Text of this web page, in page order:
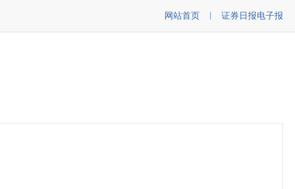
网站首页 | 证券日报电子报